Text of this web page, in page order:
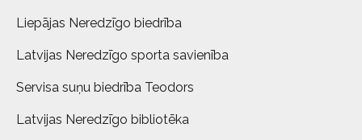
Liepājas Neredzīgo biedrība
Latvijas Neredzīgo sporta savienība
Servisa suņu biedrība Teodors
Latvijas Neredzīgo bibliotēka